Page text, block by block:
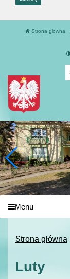
Strona główna
Menu
Strona główna
Luty